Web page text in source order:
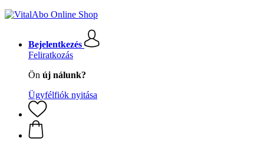
Bejelentkezés
Feliratkozás
Ön új nálunk?
Ügyfélfiók nyitása